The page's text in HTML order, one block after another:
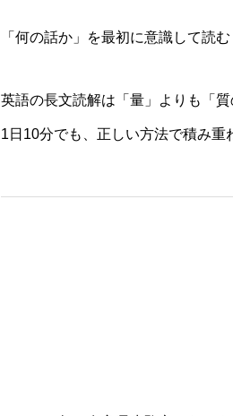
「何の話か」を最初に意識して読
英語の長文読解は「量」よりも「
1日10分でも、正しい方法で積み重